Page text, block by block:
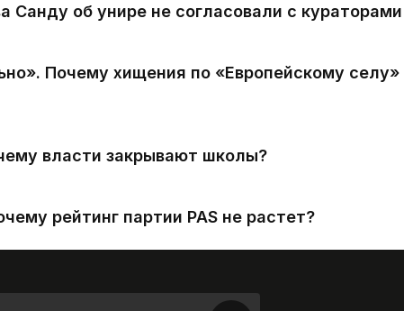
Санду об унире не согласовали с кураторами
Почему хищения по «Европейскому селу»
власти закрывают школы?
рейтинг партии PAS не растет?